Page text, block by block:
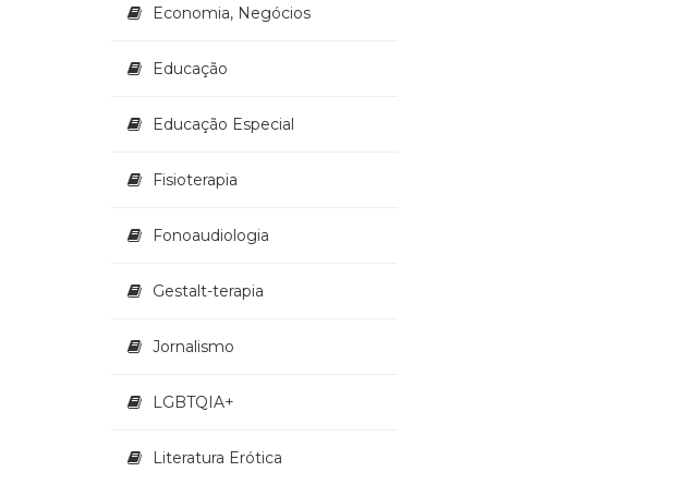
Economia, Negócios
Educação
Educação Especial
Fisioterapia
Fonoaudiologia
Gestalt-terapia
Jornalismo
LGBTQIA+
Literatura Erótica